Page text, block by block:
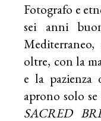
Fotografo e
sei anni
oltre, con la
e la pazienza
aprono solo
SACRED